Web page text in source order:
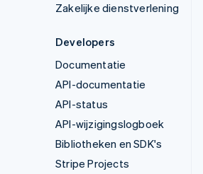
Zakelijke dienstverlening
Developers
Documentatie
API-documentatie
API-status
API-wijzigingslogboek
Bibliotheken en SDK's
Stripe Projects